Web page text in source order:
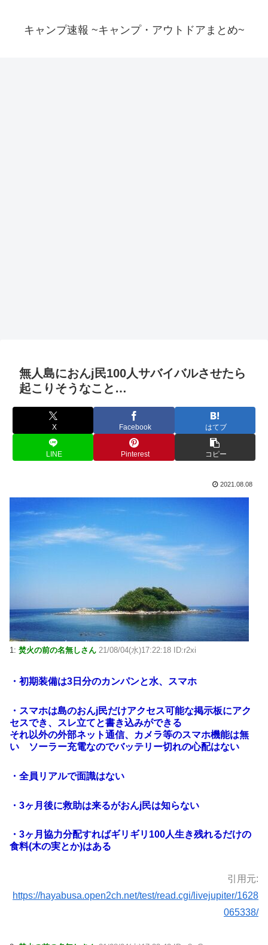
キャンプ速報 ~キャンプ・アウトドアまとめ~
無人島におんj民100人サバイバルさせたら
起こりそうなこと…
X Facebook はてブ
LINE Pinterest コピー
2021.08.08
1: 焚火の前の名無しさん 21/08/04(水)17:22:18 ID:r2xi
・初期装備は3日分のカンパンと水、スマホ
・スマホは島のおんj民だけアクセス可能な掲示板にアク
セスでき、スレ立てと書き込みができる
それ以外の外部ネット通信、カメラ等のスマホ機能は無
い ソーラー充電なのでバッテリー切れの心配はない
・全員リアルで面識はない
・3ヶ月後に救助は来るがおんj民は知らない
・3ヶ月協力分配すればギリギリ100人生き残れるだけの
食料(木の実とか)はある
引用元:
https://hayabusa.open2ch.net/test/read.cgi/livejupiter/1628
065338/